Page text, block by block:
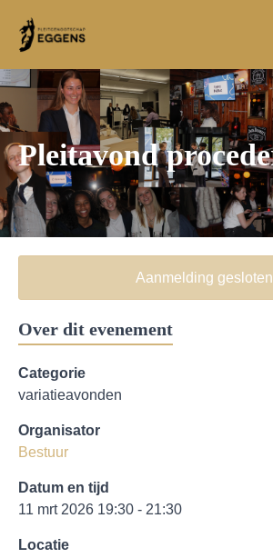
Aanmelding gesloten
Over dit evenement
Categorie
variatieavonden
Organisator
Bestuur
Datum en tijd
11 mrt 2026 19:30 - 21:30
Locatie